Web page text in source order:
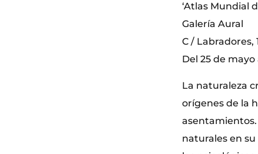
‘Atlas Mundial
Galería Aural
C / Labradores,
Del 25 de mayo
La naturaleza
orígenes de la
naturales en